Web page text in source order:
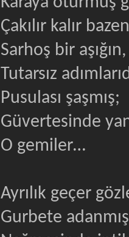
Çakılır kalır
Sarhoş bir aşığın,
Tutarsız
Pusulası şaşmış;
Güvertesinde
O gemiler…
Ayrılık geçer
Gurbete